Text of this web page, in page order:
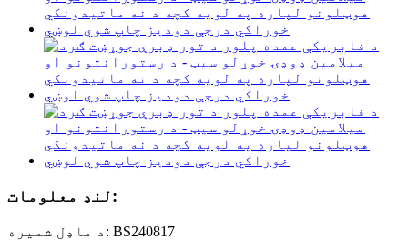
لنډ معلومات:
د ماډل شمیره: BS240817